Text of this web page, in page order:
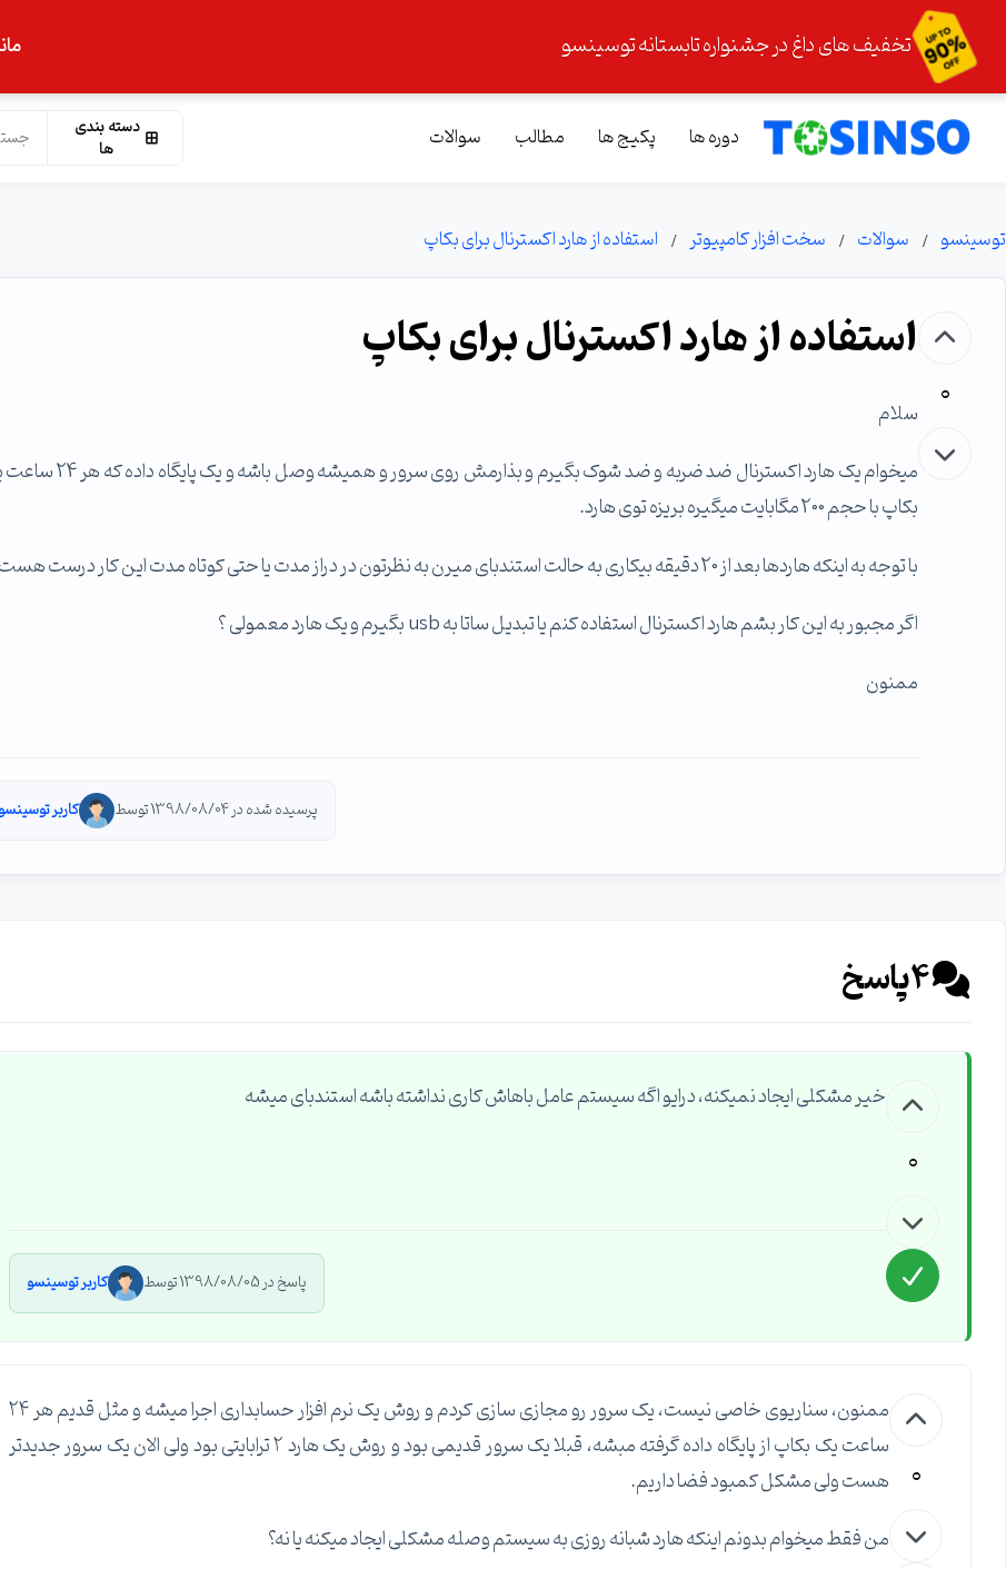
تخفیف های داغ در جشنواره تابستانه توسینسو
دوره ها پکیج ها مطالب سوالات
دسته بندی
ها
توسینسو سوالات سخت افزار کامپیوتر استفاده از هارد اکسترنال برای بکاپ
0
استفاده از هارد اکسترنال برای بکاپ
سلام
میخوام یک هارد اکسترنال ضد ضربه و ضد شوک بگیرم و بذارمش روی سرور و همیشه
بکاپ با حجم 200 مگابایت میگیره بریزه توی هارد.
با توجه به اینکه هاردها بعد از 20 دقیقه بیکاری به حالت استندبای میرن به نظرتون در دراز مدت یا حتی کوتاه مدت این کار درست هست؟
اگر مجبور به این کار بشم هارد اکسترنال استفاده کنم یا تبدیل ساتا به usb بگیرم و یک هارد معمولی ؟
ممنون
پرسیده شده در 1398/08/04 توسط کاربر
4پاسخ
0
خیر مشکلی ایجاد نمیکنه، درایو اگه سیستم عامل باهاش کاری نداشته باشه استندبای میشه
پاسخ در 1398/08/05 توسط کاربر توسینسو
0
ممنون، سناریوی خاصی نیست، یک سرور رو مجازی سازی کردم و روش یک نرم افزار حسابداری اجرا میشه و مثل قدیم هر ۲۴
ساعت یک بکاپ از پایگاه داده گرفته مبشه، قبلا یک سرور قدیمی بود و روش یک هارد ۲ ترابایتی بود ولی الان یک سرور جدیدتر
هست ولی مشکل کمبود فضا داریم.
من فقط میخوام بدونم اینکه هارد شبانه روزی به سیستم وصله مشکلی ایجاد میکنه یا نه؟